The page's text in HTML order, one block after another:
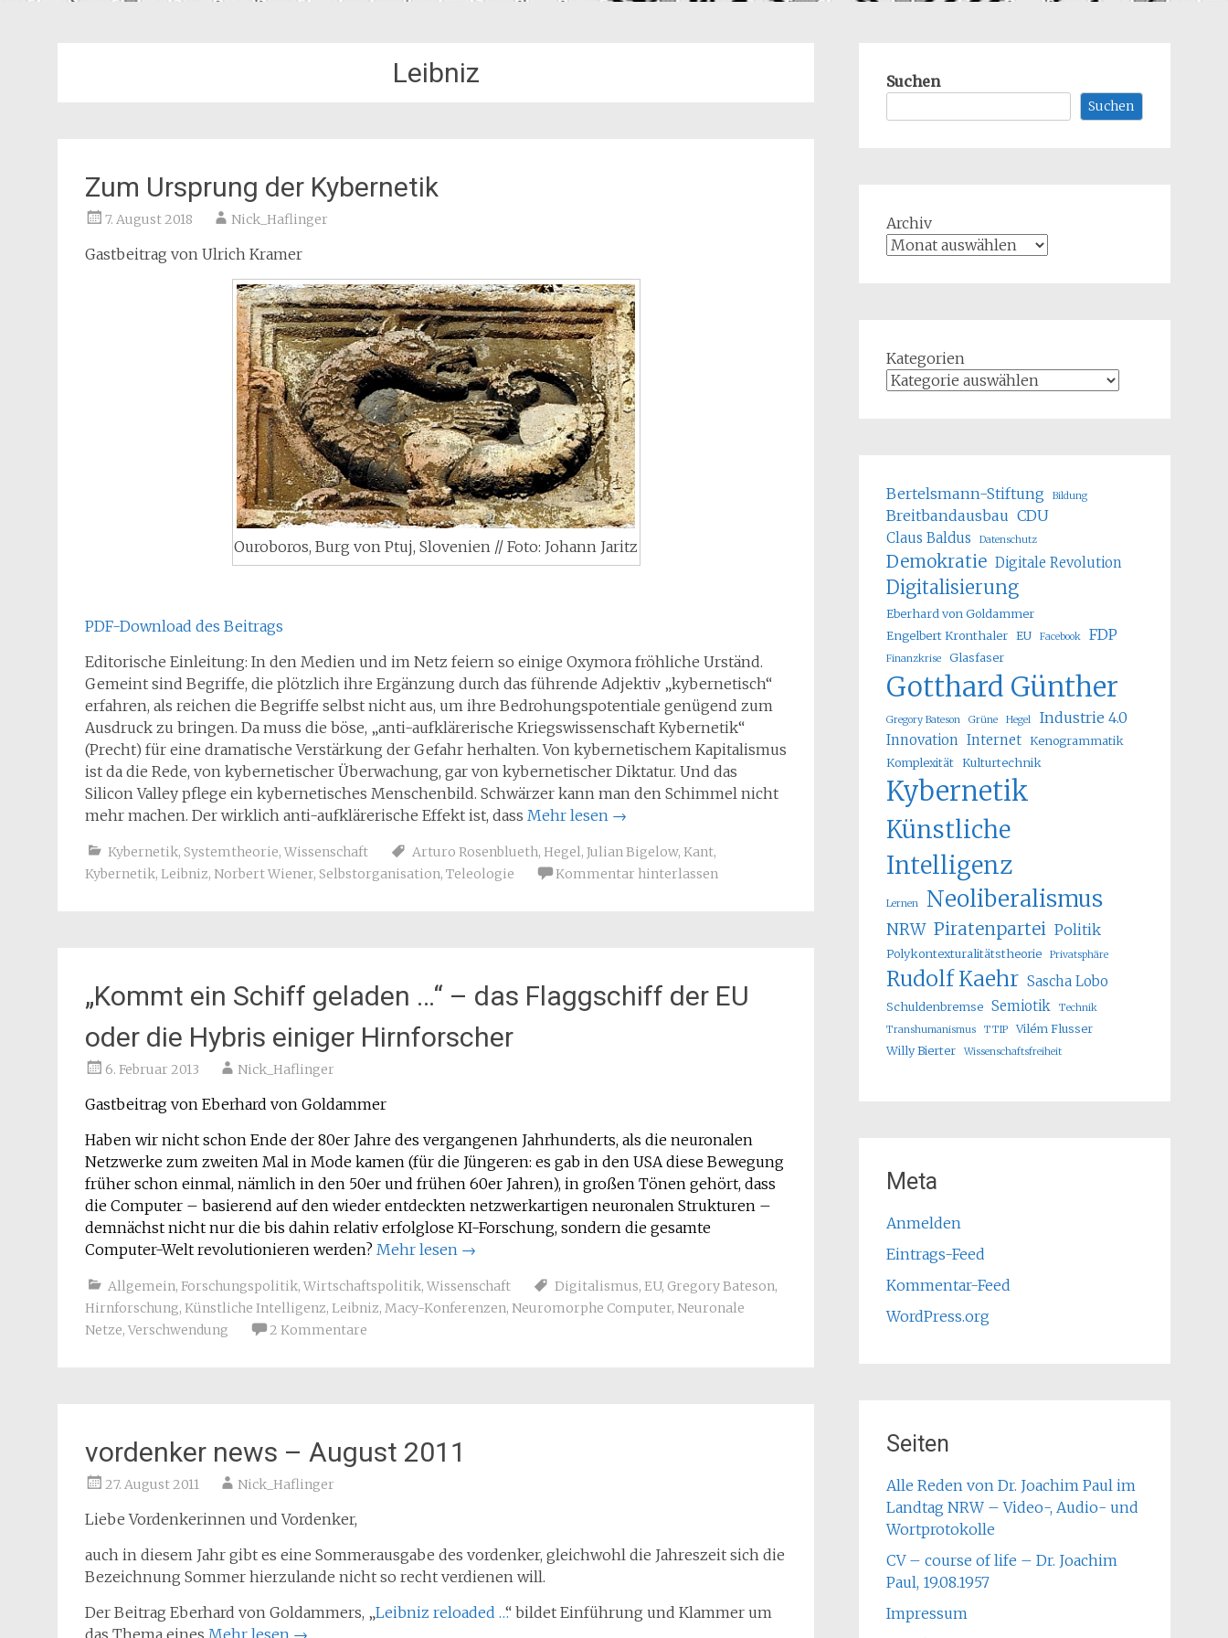
Leibniz
Zum Ursprung der Kybernetik
7. August 2018 Nick_Haflinger
Gastbeitrag von Ulrich Kramer
Ouroboros, Burg von Ptuj, Slovenien // Foto: Johann Jaritz
PDF-Download des Beitrags
Editorische Einleitung: In den Medien und im Netz feiern so einige Oxymora fröhliche Urständ.
Gemeint sind Begriffe, die plötzlich ihre Ergänzung durch das führende Adjektiv „kybernetisch“
erfahren, als reichen die Begriffe selbst nicht aus, um ihre Bedrohungspotentiale genügend zum
Ausdruck zu bringen. Da muss die böse, „anti-aufklärerische Kriegswissenschaft Kybernetik“
(Precht) für eine dramatische Verstärkung der Gefahr herhalten. Von kybernetischem Kapitalismus
ist da die Rede, von kybernetischer Überwachung, gar von kybernetischer Diktatur. Und das
Silicon Valley pflege ein kybernetisches Menschenbild. Schwärzer kann man den Schimmel nicht
mehr machen. Der wirklich anti-aufklärerische Effekt ist, dass Mehr lesen →
Kybernetik, Systemtheorie, Wissenschaft Arturo Rosenblueth, Hegel, Julian Bigelow, Kant,
Kybernetik, Leibniz, Norbert Wiener, Selbstorganisation, Teleologie Kommentar hinterlassen
„Kommt ein Schiff geladen …“ – das Flaggschiff der EU
oder die Hybris einiger Hirnforscher
6. Februar 2013 Nick_Haflinger
Gastbeitrag von Eberhard von Goldammer
Haben wir nicht schon Ende der 80er Jahre des vergangenen Jahrhunderts, als die neuronalen
Netzwerke zum zweiten Mal in Mode kamen (für die Jüngeren: es gab in den USA diese Bewegung
früher schon einmal, nämlich in den 50er und frühen 60er Jahren), in großen Tönen gehört, dass
die Computer – basierend auf den wieder entdeckten netzwerkartigen neuronalen Strukturen –
demnächst nicht nur die bis dahin relativ erfolglose KI-Forschung, sondern die gesamte
Computer-Welt revolutionieren werden? Mehr lesen →
Allgemein, Forschungspolitik, Wirtschaftspolitik, Wissenschaft Digitalismus, EU, Gregory Bateson,
Hirnforschung, Künstliche Intelligenz, Leibniz, Macy-Konferenzen, Neuromorphe Computer, Neuronale
Netze, Verschwendung 2 Kommentare
vordenker news – August 2011
27. August 2011 Nick_Haflinger
Liebe Vordenkerinnen und Vordenker,
auch in diesem Jahr gibt es eine Sommerausgabe des vordenker, gleichwohl die Jahreszeit sich die
Bezeichnung Sommer hierzulande nicht so recht verdienen will.
Der Beitrag Eberhard von Goldammers, „Leibniz reloaded …“ bildet Einführung und Klammer um
das Thema eines Mehr lesen →
Suchen
Suchen
Archiv
Kategorien
Bertelsmann-Stiftung Bildung
Breitbandausbau CDU
Claus Baldus Datenschutz
Demokratie Digitale Revolution
Digitalisierung
Eberhard von Goldammer
Engelbert Kronthaler EU Facebook FDP
Finanzkrise Glasfaser
Gotthard Günther
Gregory Bateson Grüne Hegel Industrie 4.0
Innovation Internet Kenogrammatik
Komplexität Kulturtechnik
Kybernetik
Künstliche
Intelligenz
Lernen Neoliberalismus
NRW Piratenpartei Politik
Polykontexturalitätstheorie Privatsphäre
Rudolf Kaehr Sascha Lobo
Schuldenbremse Semiotik
Technik
Transhumanismus
TTIP
Vilém Flusser
Willy Bierter
Wissenschaftsfreiheit
Meta
Anmelden
Eintrags-Feed
Kommentar-Feed
WordPress.org
Seiten
Alle Reden von Dr. Joachim Paul im
Landtag NRW – Video-, Audio- und
Wortprotokolle
CV – course of life – Dr. Joachim
Paul, 19.08.1957
Impressum